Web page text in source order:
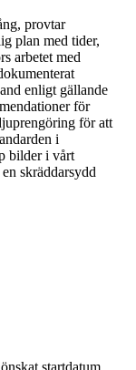
provtar
plan med tider,
arbetet med
enligt gällande
för
för att
i
bilder i vårt
skräddarsydd